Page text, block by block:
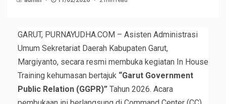
GARUT, PURNAYUDHA.COM – Asisten Administrasi
Umum Sekretariat Daerah Kabupaten Garut,
Margiyanto, secara resmi membuka kegiatan In House
Training kehumasan bertajuk “Garut Government
Public Relation (GGPR)” Tahun 2026. Acara